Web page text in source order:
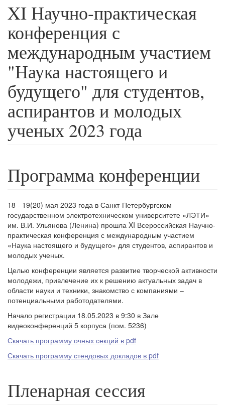
XI Научно-практическая
конференция с
международным участием
"Наука настоящего и
будущего" для студентов,
аспирантов и молодых
ученых 2023 года
Программа конференции
18 - 19(20) мая 2023 года в Санкт-Петербургском
государственном электротехническом университете «ЛЭТИ»
им. В.И. Ульянова (Ленина) прошла XI Всероссийская Научно-
практическая конференция с международным участием
«Наука настоящего и будущего» для студентов, аспирантов и
молодых ученых.
Целью конференции является развитие творческой активности
молодежи, привлечение их к решению актуальных задач в
области науки и техники, знакомство с компаниями –
потенциальными работодателями.
Начало регистрации 18.05.2023 в 9:30 в Зале
видеоконференций 5 корпуса (пом. 5236)
Скачать программу очных секций в pdf
Скачать программу стендовых докладов в pdf
Пленарная сессия